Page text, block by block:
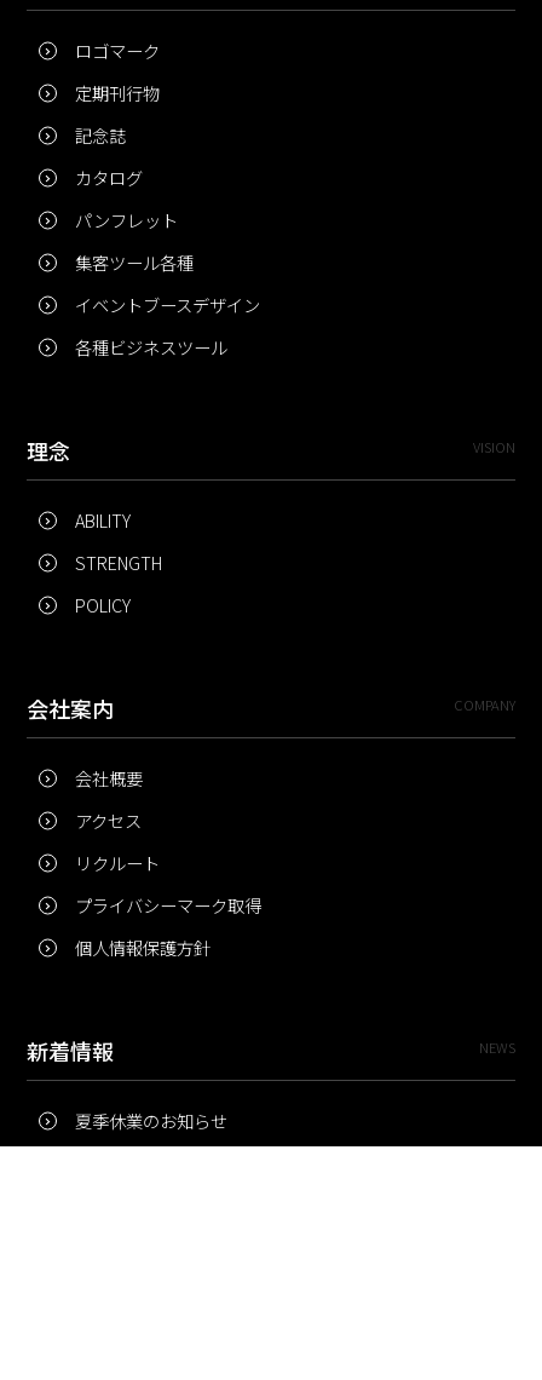
ロゴマーク
定期刊行物
記念誌
カタログ
パンフレット
集客ツール各種
イベントブースデザイン
各種ビジネスツール
理念 VISION
ABILITY
STRENGTH
POLICY
会社案内 COMPANY
会社概要
アクセス
リクルート
プライバシーマーク取得
個人情報保護方針
新着情報 NEWS
夏季休業のお知らせ